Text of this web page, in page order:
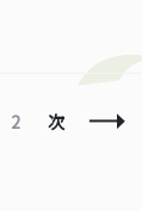
固
2 次